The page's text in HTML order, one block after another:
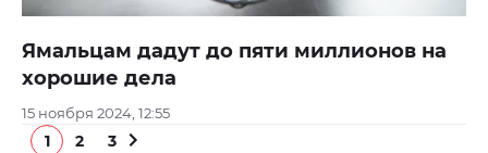
Ямальцам дадут до пяти миллионов на
хорошие дела
15 ноября 2024, 12:55
1 2 3